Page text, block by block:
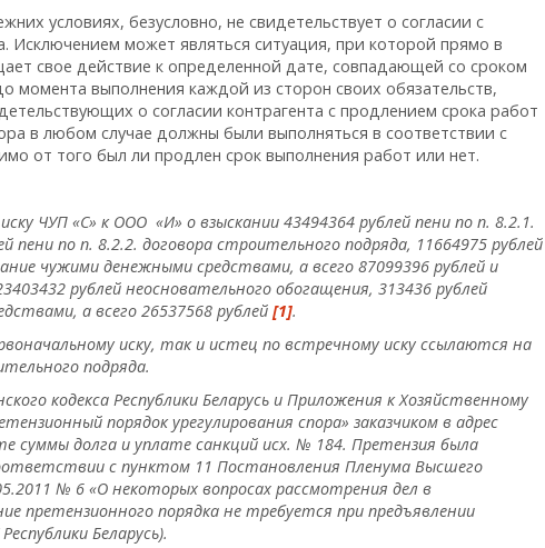
условиях, безусловно, не свидетельствует о согласии с
Исключением может являться ситуация, при которой прямо в
свое действие к определенной дате, совпадающей со сроком
момента выполнения каждой из сторон своих обязательств,
о согласии контрагента с продлением срока работ
в любом случае должны были выполняться в соответствии с
от того был ли продлен срок выполнения работ или нет.
ЧУП «С» к ООО «И» о взыскании 43494364 рублей пени по п. 8.2.1.
пени по п. 8.2.2. договора строительного подряда, 11664975 рублей
чужими денежными средствами, а всего 87099396 рублей и
рублей неосновательного обогащения, 313436 рублей
а всего 26537568 рублей [1].
иску, так и истец по встречному иску ссылаются на
подряда.
кодекса Республики Беларусь и Приложения к Хозяйственному
порядок урегулирования спора» заказчиком в адрес
суммы долга и уплате санкций исх. № 184. Претензия была
с пунктом 11 Постановления Пленума Высшего
№ 6 «О некоторых вопросах рассмотрения дел в
претензионного порядка не требуется при предъявлении
Беларусь).